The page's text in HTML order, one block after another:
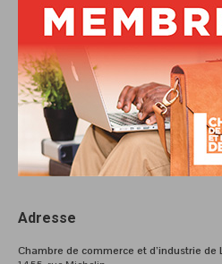
Adresse
Chambre de commerce et d’industrie de